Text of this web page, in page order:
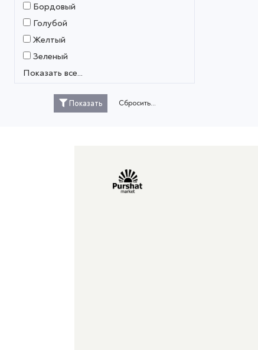
Бордовый
Голубой
Желтый
Зеленый
Показать все...
Показать Сбросить...